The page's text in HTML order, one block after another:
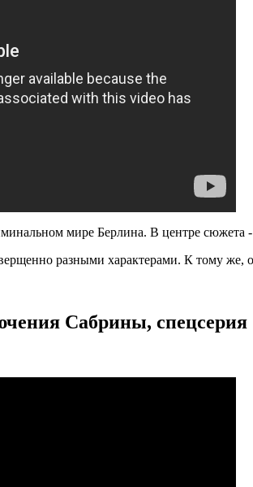
мире Берлина. В центре сюжета
разными характерами. К тому
Сабрины, спецсерия